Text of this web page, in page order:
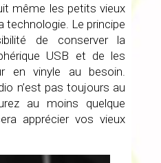
même les petits vieux
technologie. Le principe
de conserver la
USB et de les
en vinyle au besoin.
n’est pas toujours au
au moins quelque
apprécier vos vieux